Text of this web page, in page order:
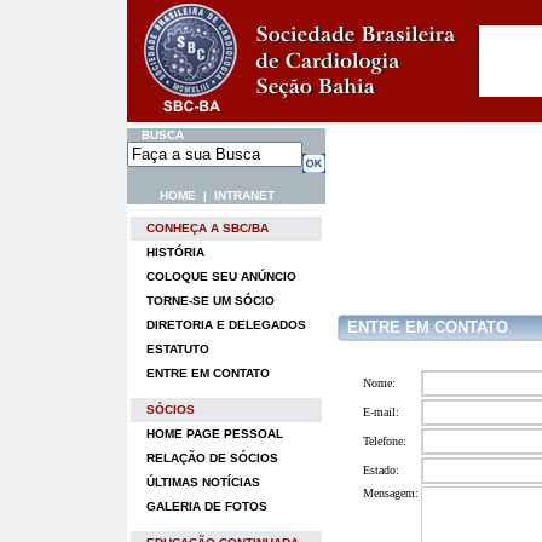
BUSCA
HOME | INTRANET
CONHEÇA A SBC/BA
HISTÓRIA
COLOQUE SEU ANÚNCIO
TORNE-SE UM SÓCIO
DIRETORIA E DELEGADOS
ESTATUTO
ENTRE EM CONTATO
SÓCIOS
HOME PAGE PESSOAL
RELAÇÃO DE SÓCIOS
ÚLTIMAS NOTÍCIAS
GALERIA DE FOTOS
ENTRE EM CONTATO
Nome:
E-mail:
Telefone:
Estado:
Mensagem: